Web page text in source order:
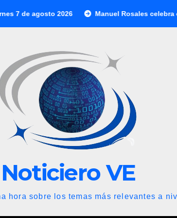
2026 Manuel Rosales celebra el inicio del
Noticiero VE
hora sobre los temas más relevantes a